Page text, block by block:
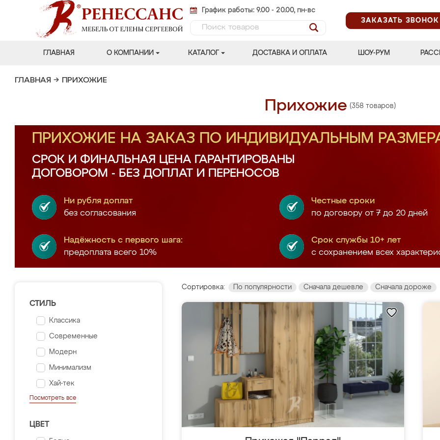
График работы: 9.00 - 20.00, пн-вс
ЗАКАЗАТЬ ЗВОНОК
ГЛАВНАЯ О КОМПАНИИ КАТАЛОГ ДОСТАВКА И ОПЛАТА ШОУ-РУМ
ГЛАВНАЯ → ПРИХОЖИЕ
Прихожие (358 товаров)
ПРИХОЖИЕ НА ЗАКАЗ ПО ИНДИВИДУАЛЬНЫМ
СРОК И ФИНАЛЬНАЯ ЦЕНА ГАРАНТИРОВАНЫ
ДОГОВОРОМ - БЕЗ ДОПЛАТ И ПЕРЕНОСОВ
Ни рубля доплат
без согласования
Честные сроки
по договору от 7 до 20 дней
Надёжность с первого шага:
предоплата всего 10%
Срок службы 10+ лет
с сохранением всех
СТИЛЬ
Классика
Современные
Модерн
Минимализм
Хай-тек
Посмотреть все
ЦВЕТ
Сортировка: По популярности Сначала дешевле Сначала дороже